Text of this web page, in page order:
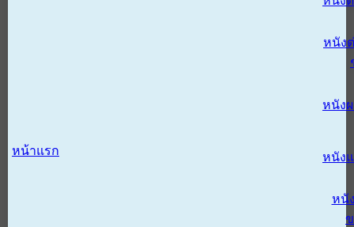
หน้าแรก
หนัง
หนัง
หนัง
หนั